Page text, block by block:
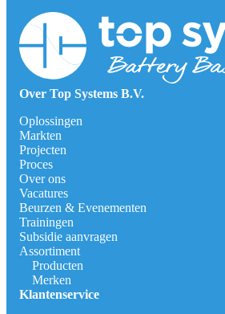
Over Top Systems B.V.
Oplossingen
Markten
Projecten
Proces
Over ons
Vacatures
Beurzen & Evenementen
Trainingen
Subsidie aanvragen
Assortiment
Producten
Merken
Klantenservice